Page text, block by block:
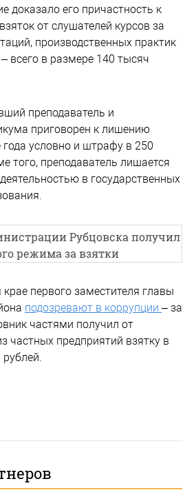
доказало его причастность к
от слушателей курсов за
производственных практик
всего в размере 140 тысяч
преподаватель и
приговорен к лишению
условно и штрафу в 250
того, преподаватель лишается
в государственных
Рубцовска получил
режима за взятки
первого заместителя главы
подозревают в коррупции – за
частями получил от
частных предприятий взятку в